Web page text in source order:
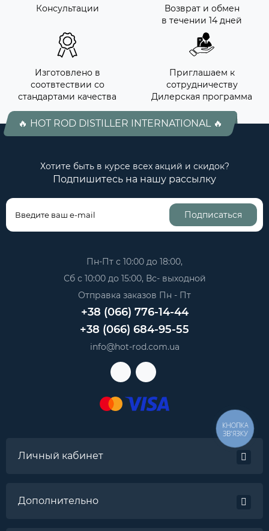
Консультации
Возврат и обмен
в течении 14 дней
Изготовлено в
соотвтествии со
стандартами качества
Приглашаем к
сотрудничеству
Дилерская программа
🔥 HOT ROD DISTILLER INTERNATIONAL 🔥
Хотите быть в курсе всех акций и скидок?
Подпишитесь на нашу рассылку
Подписаться
Пн-Пт с 10:00 до 18:00,
Сб с 10:00 до 15:00, Вс- выходной
Отправка заказов Пн - Пт
+38 (066) 776-14-44
+38 (066) 684-95-55
info@hot-rod.com.ua
Личный кабинет
Дополнительно
КНОПКА
ЗВ'ЯЗКУ